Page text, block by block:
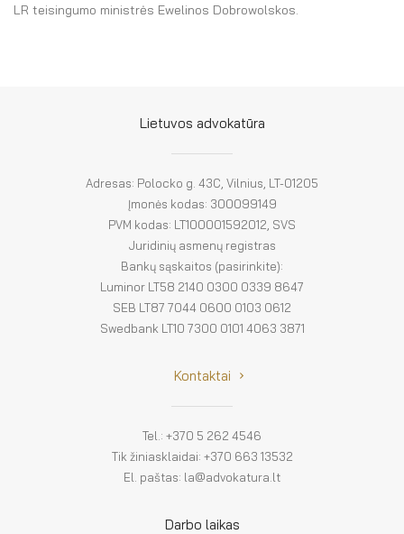
LR teisingumo ministrės Ewelinos Dobrowolskos.
Lietuvos advokatūra
Adresas: Polocko g. 43C, Vilnius, LT-01205
Įmonės kodas: 300099149
PVM kodas: LT100001592012, SVS
Juridinių asmenų registras
Bankų sąskaitos (pasirinkite):
Luminor LT58 2140 0300 0339 8647
SEB LT87 7044 0600 0103 0612
Swedbank LT10 7300 0101 4063 3871
Kontaktai
Tel.: +370 5 262 4546
Tik žiniasklaidai: +370 663 13532
El. paštas: la@advokatura.lt
Darbo laikas